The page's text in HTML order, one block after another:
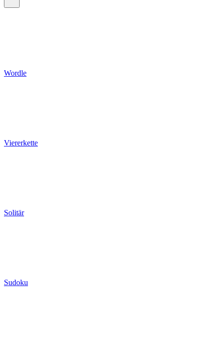
Wordle
Viererkette
Solitär
Sudoku